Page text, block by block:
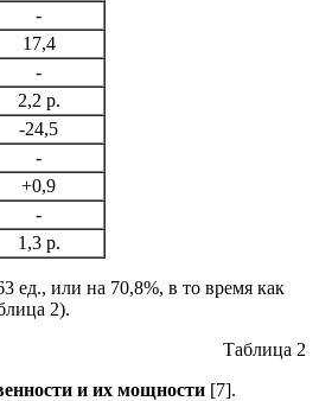
-
17,4
-
2,2 р.
-24,5
-
+0,9
-
1,3 р.
ед., или на 70,8%, в то время как
2).
Таблица 2
и их мощности [7].